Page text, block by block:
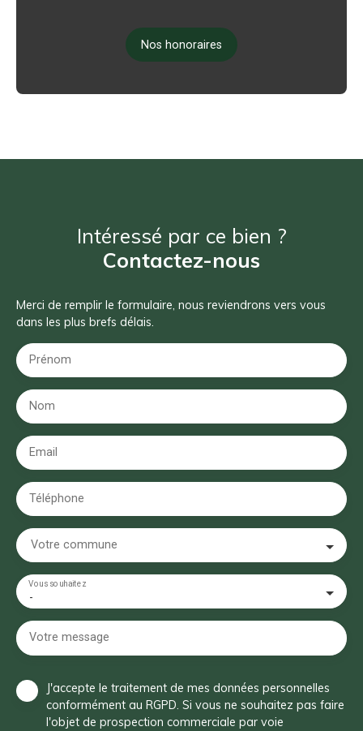
Nos honoraires
Intéressé par ce bien ?
Contactez-nous
Merci de remplir le formulaire, nous reviendrons vers vous
dans les plus brefs délais.
Prénom
Nom
Email
Téléphone
Votre commune
-
Vous souhaitez
Votre message
J'accepte le traitement de mes données personnelles
conformément au RGPD. Si vous ne souhaitez pas faire
l'objet de prospection commerciale par voie